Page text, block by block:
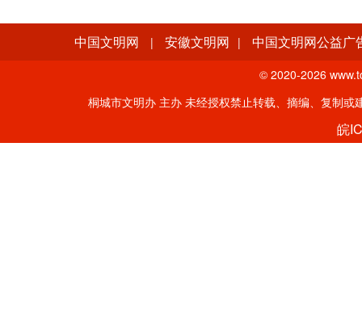
中国文明网 | 安徽文明网 | 中国文明网公益广
© 2020-2026
桐城市文明办 主办 未经授权禁止转载、摘编、复制
皖